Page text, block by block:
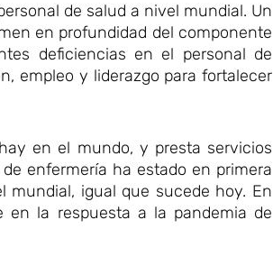
de salud a nivel mundial. Un
en profundidad del componente
deficiencias en el personal de
empleo y liderazgo para fortalecer
en el mundo, y presta servicios
enfermería ha estado en primera
igual que sucede hoy. En
en la respuesta a la pandemia de